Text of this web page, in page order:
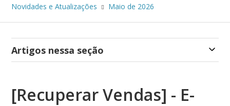
Novidades e Atualizações
Maio de 2026
Artigos nessa seção
[Recuperar Vendas] - E-